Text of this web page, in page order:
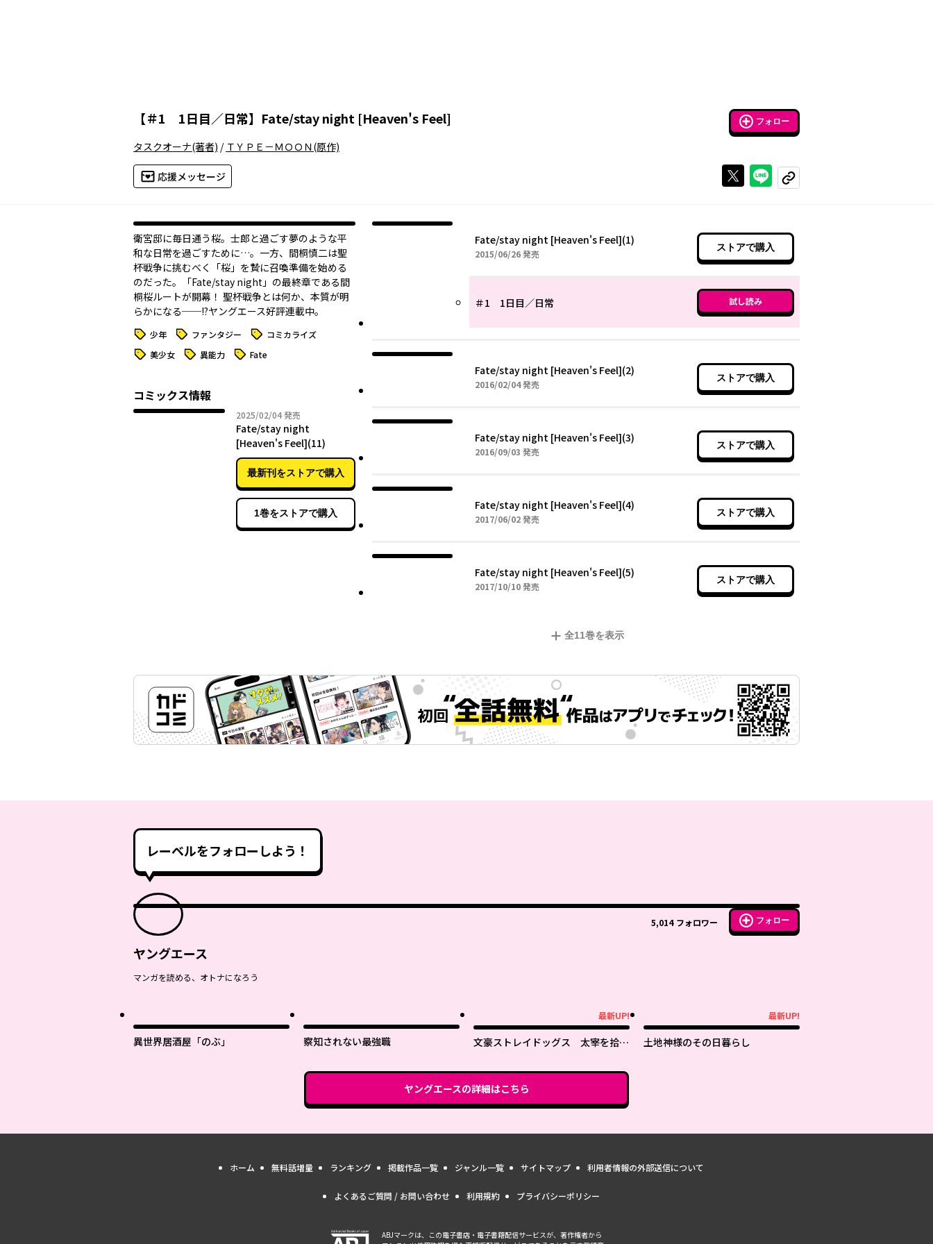
【＃1 1日目／日常】 Fate/stay night [Heaven's Feel] フォロー
タスクオーナ(著者) / ＴＹＰＥ－ＭＯＯＮ(原作)
応援メッセージ Xで投稿するラインでシェアする
コピーする
衛宮邸に毎日通う桜。士郎と過ごす夢のような平
和な日常を過ごすために…。一方、間桐慎二は聖
杯戦争に挑むべく「桜」を贄に召喚準備を始める
のだった。「Fate/stay night」の最終章である間
桐桜ルートが開幕！ 聖杯戦争とは何か、本質が明
らかになる──!?ヤングエース好評連載中。
タグ 少年 タグ ファンタジー タグ コミカライズ
タグ 美少女 タグ 異能力 タグ Fate
コミックス情報
2025/02/042025年02月04日
発売
Fate/stay night
[Heaven's Feel](11)
最新刊をストアで購入
1巻をストアで購入
Fate/stay night [Heaven's Feel](1)
2015/06/262015年06月26日
発売
ストアで購入
＃1 1日目／日常 試し読み
Fate/stay night [Heaven's Feel](2)
2016/02/042016年02月04日
発売
ストアで購入
Fate/stay night [Heaven's Feel](3)
2016/09/03 2016年09月03日
発売
ストアで購入
Fate/stay night [Heaven's Feel](4)
2017/06/022017年06月02日
発売
ストアで購入
Fate/stay night [Heaven's Feel](5)
2017/10/102017年10月10日
発売
ストアで購入
全11巻を表示
レーベルをフォローしよう！
5,014 フォロワー フォロー
ヤングエース
マンガを読める、オトナになろう
異世界居酒屋「のぶ」 察知されない最強職
最新UP!
文豪ストレイドッグス 太宰を拾っ
最新UP!
土地神様のその日暮らし
ヤングエースの詳細はこちら
ホーム 無料話増量 ランキング 掲載作品一覧 ジャンル一覧 サイトマップ 利用者情報の外部送信について
よくあるご質問 / お問い合わせ 利用規約 プライバシーポリシー
ABJマークは、この電子書店・電子書籍配信サービスが、著作権者から